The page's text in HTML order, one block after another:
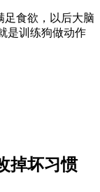
足食欲，以后大脑
是训练狗做动作
掉坏习惯